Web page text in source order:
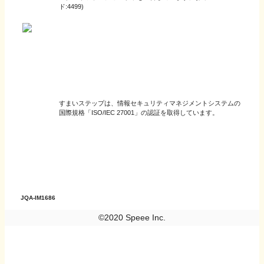
ド:4499)
JQA-IM1686
すまいステップは、情報セキュリティマネジメントシステムの
国際規格「ISO/IEC 27001」の認証を取得しています。
©2020 Speee Inc.